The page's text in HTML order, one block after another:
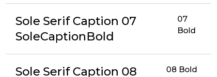
Sole Serif Caption 07
SoleCaptionBold
07
Bold
Sole Serif Caption 08
08 Bold